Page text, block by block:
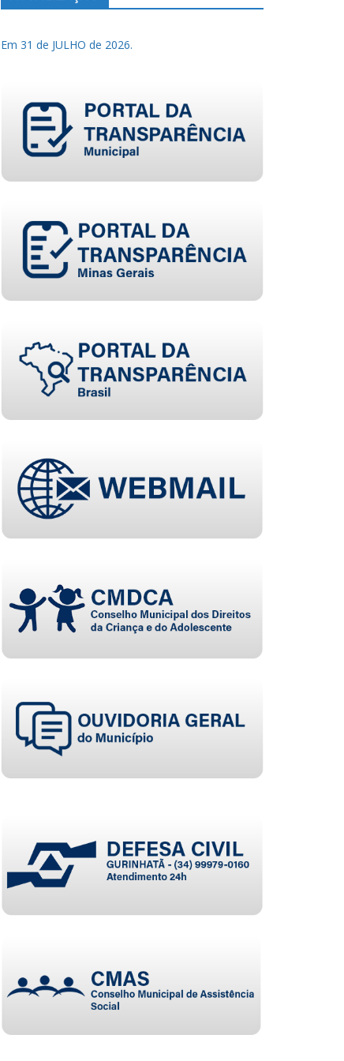
Em 31 de JULHO de 2026.